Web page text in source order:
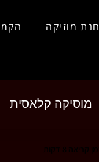
מוזיקה
מוסיקה קלאסית
מוסיקה קריאה 8 דקות